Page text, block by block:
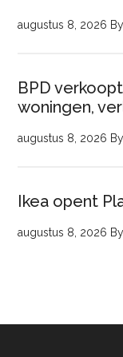
augustus 8, 2026 By
BPD
woningen,
augustus 8, 2026 By
Ikea opent
augustus 8, 2026 By